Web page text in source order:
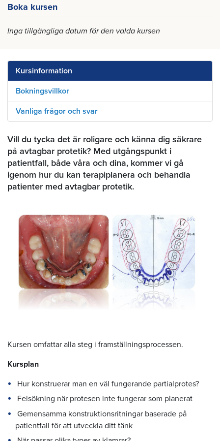
Boka kursen
Inga tillgängliga datum för den valda kursen
Kursinformation
Bokningsvillkor
Vanliga frågor och svar
Vill du tycka det är roligare och känna dig säkrare
på avtagbar protetik? Med utgångspunkt i
patientfall, både våra och dina, kommer vi gå
igenom hur du kan terapiplanera och behandla
patienter med avtagbar protetik.
Kursen omfattar alla steg i framställningsprocessen.
Kursplan
Hur konstruerar man en väl fungerande partialprotes?
Felsökning när protesen inte fungerar som planerat
Gemensamma konstruktionsritningar baserade på
patientfall för att utveckla ditt tänk